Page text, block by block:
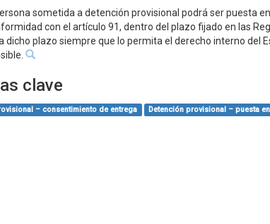
sometida a detención provisional podrá ser puesta
con el artículo 91, dentro del plazo fijado en las
dicho plazo siempre que lo permita el derecho interno del
clave
– consentimiento de entrega Detención provisional – puesta